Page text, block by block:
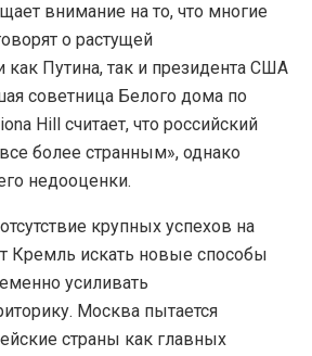
внимание на то, что многие
о растущей
как Путина, так и президента США
советница Белого дома по
Hill считает, что российский
более странным», однако
недооценки.
крупных успехов на
Кремль искать новые способы
усиливать
Москва пытается
страны как главных